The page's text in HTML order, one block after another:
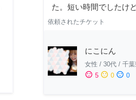
た。短い時間でしたけ
依頼されたチケット
にこにん
女性 / 30代 / 千葉
sentiment_satisfied 5 sentiment_neutral 0 sentiment_dissatisfied 0